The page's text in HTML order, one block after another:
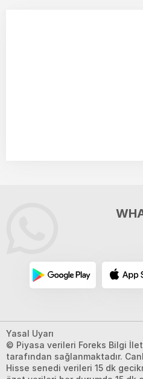
Yasal Uyarı
© Piyasa verileri Foreks Bilgi
tarafından sağlanmaktadır.
Hisse senedi verileri 15 dk